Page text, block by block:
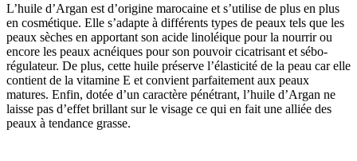
L’huile d’Argan est d’origine marocaine et s’utilise de plus en plus
en cosmétique. Elle s’adapte à différents types de peaux tels que les
peaux sèches en apportant son acide linoléique pour la nourrir ou
encore les peaux acnéiques pour son pouvoir cicatrisant et sébo-
régulateur. De plus, cette huile préserve l’élasticité de la peau car elle
contient de la vitamine E et convient parfaitement aux peaux
matures. Enfin, dotée d’un caractère pénétrant, l’huile d’Argan ne
laisse pas d’effet brillant sur le visage ce qui en fait une alliée des
peaux à tendance grasse.